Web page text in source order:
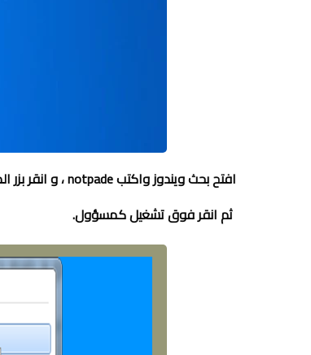
افتح بحث ويندوز واكتب notpade ،وانقر
ثم انقر فوق تشغيل كمسؤول.